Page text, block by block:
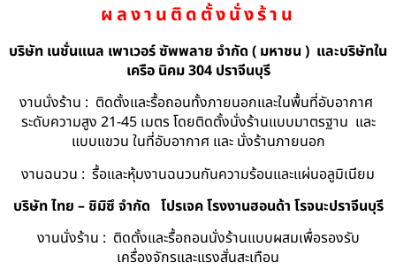
ผลงานติดตั้งนั่งร้าน
บริษัท เนชั่นแนล เพาเวอร์ ซัพพลาย จำกัด ( มหาชน ) และบริษัทใน
เครือ นิคม 304 ปราจีนบุรี
งานนั่งร้าน : ติดตั้งและรื้อถอนทั้งภายนอกและในพื้นที่อับอากาศ
ระดับความสูง 21-45 เมตร โดยติดตั้งนั่งร้านแบบมาตรฐาน และ
แบบแขวน ในที่อับอากาศ และ นั่งร้านภายนอก
งานฉนวน : รื้อและหุ้มงานฉนวนกันความร้อนและแผ่นอลูมิเนียม
บริษัท ไทย – ชิมิซึ จำกัด โปรเจค โรงงานฮอนด้า โรจนะปราจีนบุรี
งานนั่งร้าน : ติดตั้งและรื้อถอนนั่งร้านแบบผสมเพื่อรองรับ
เครื่องจักรและแรงสั่นสะเทือน